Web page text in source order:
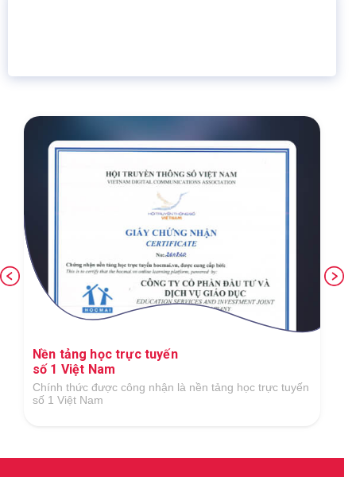
Nền tảng học trực tuyến
số 1 Việt Nam
Chính thức được công nhận là nền tảng học trực tuyến
số 1 Việt Nam